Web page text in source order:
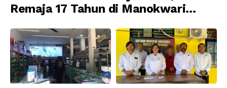
Remaja 17 Tahun di Manokwari
Jatanras Polda Papua Barat